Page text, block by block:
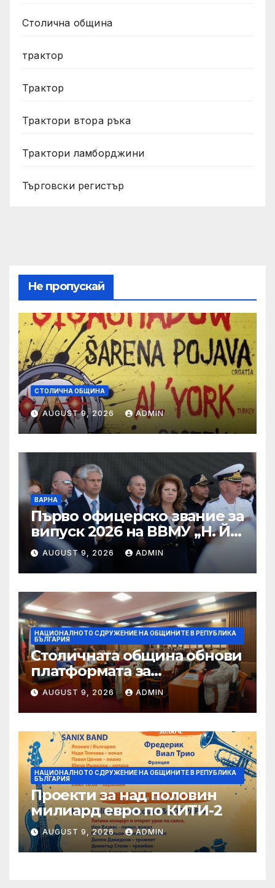
Столична община
трактор
Трактор
Трактори втора ръка
Трактори ламборджини
Търговски регистър
Не пропускай
СТОЛИЧНА ОБЩИНА
AUGUST 9, 2026 ADMIN
ВАРНА
Първо офицерско звание за
випуск 2026 на ВВМУ „Н. Й.
Вапцаров“
AUGUST 9, 2026 ADMIN
НАЦИОНАЛНОТО СДРУЖЕНИЕ НА ОБЩИНИТЕ В РЕПУБЛИКА
БЪЛГАРИЯ
Столичната община обнови
платформата за
граждански сигнали Call
Sofia
AUGUST 9, 2026 ADMIN
НАЦИОНАЛНОТО СДРУЖЕНИЕ НА ОБЩИНИТЕ В РЕПУБЛИКА
БЪЛГАРИЯ
Проекти за над половин
милиард евро по КИТИ-2
AUGUST 9, 2026 ADMIN